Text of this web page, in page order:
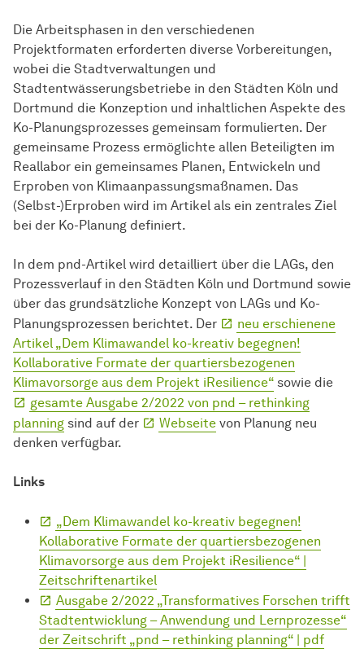
Die Arbeitsphasen in den verschiedenen
Projektformaten erforderten diverse Vorbereitungen,
wobei die Stadtverwaltungen und
Stadtentwässerungsbetriebe in den Städten Köln und
Dortmund die Konzeption und inhaltlichen Aspekte des
Ko-Planungsprozesses gemeinsam formulierten. Der
gemeinsame Prozess ermöglichte allen Beteiligten im
Reallabor ein gemeinsames Planen, Entwickeln und
Erproben von Klimaanpassungsmaßnamen. Das
(Selbst-)Erproben wird im Artikel als ein zentrales Ziel
bei der Ko-Planung definiert.
In dem pnd-Artikel wird detailliert über die LAGs, den
Prozessverlauf in den Städten Köln und Dortmund sowie
über das grundsätzliche Konzept von LAGs und Ko-
Planungsprozessen berichtet. Der
neu erschienene
Artikel „Dem Klimawandel ko-kreativ begegnen!
Kollaborative Formate der quartiersbezogenen
Klimavorsorge aus dem Projekt iResilience“ sowie die
gesamte Ausgabe 2/2022 von pnd – rethinking
planning sind auf der Webseite von Planung neu
denken verfügbar.
Links
„Dem Klimawandel ko-kreativ begegnen!
Kollaborative Formate der quartiersbezogenen
Klimavorsorge aus dem Projekt iResilience“ |
Zeitschriftenartikel
Ausgabe 2/2022 „Transformatives Forschen trifft
Stadtentwicklung – Anwendung und Lernprozesse“
der Zeitschrift „pnd – rethinking planning“ | pdf